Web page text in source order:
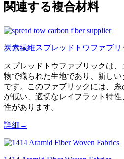
関連する複合材料
炭素繊維スプレッドトウファブリ
スプレッドトウファブリックは
物で織られた生地であり、新し
です。このファブリックには、
が低い、適切なレイフラット特
性があります。
詳細→